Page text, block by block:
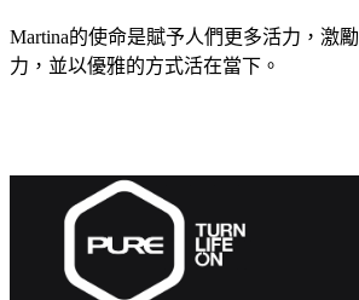
Martina的使命是賦予人們更多活力，激
力，並以優雅的方式活在當下。